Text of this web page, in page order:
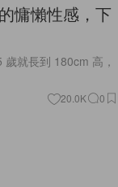
慵懶性感，下
就長到 180cm 高，
20.0K 0